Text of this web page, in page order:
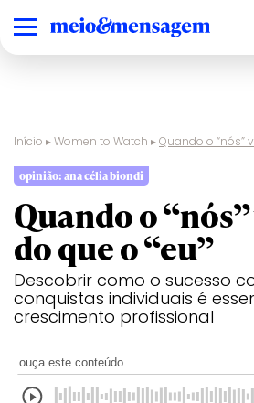
Início ▸Women to Watch ▸Quando o “nós”
opinião: ana célia biondi
Quando o
do que o “eu”
Descobrir como o sucesso
conquistas individuais é
crescimento profissional
ouça este conteúdo